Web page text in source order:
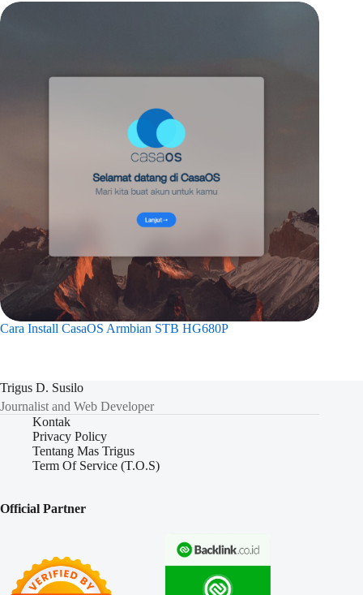
Cara Install CasaOS Armbian STB HG680P
Trigus D. Susilo
Journalist and Web Developer
Kontak
Privacy Policy
Tentang Mas Trigus
Term Of Service (T.O.S)
Official Partner